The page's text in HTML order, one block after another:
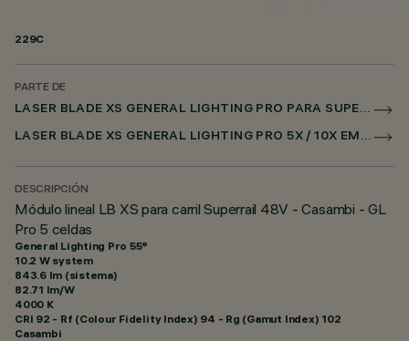
229C
PARTE DE
LASER BLADE XS GENERAL LIGHTING PRO PARA SUPERRAIL
LASER BLADE XS GENERAL LIGHTING PRO 5X / 10X EMPOTRADO PARA SUPERRAIL CASAMBI
DESCRIPCIÓN
Módulo lineal LB XS para carril Superrail 48V - Casambi - GL
Pro 5 celdas
General Lighting Pro 55°
10.2 W system
843.6 lm (sistema)
82.71 lm/W
4000 K
CRI 92 - Rf (Colour Fidelity Index) 94 - Rg (Gamut Index) 102
Casambi